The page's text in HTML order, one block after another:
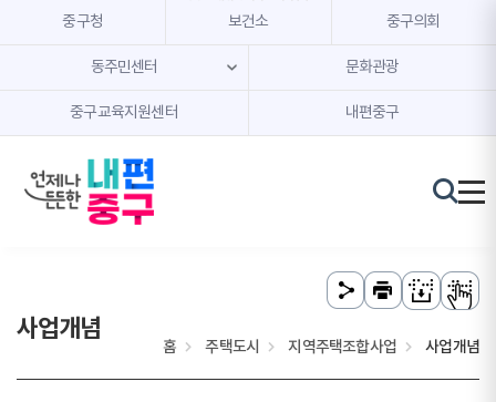
본문 내용 바로가기
주메뉴 바로가기
중구청 보건소 중구의회
동주민센터 문화관광
중구교육지원센터 내편중구
사업개념
홈 주택도시 지역주택조합사업 사업개념